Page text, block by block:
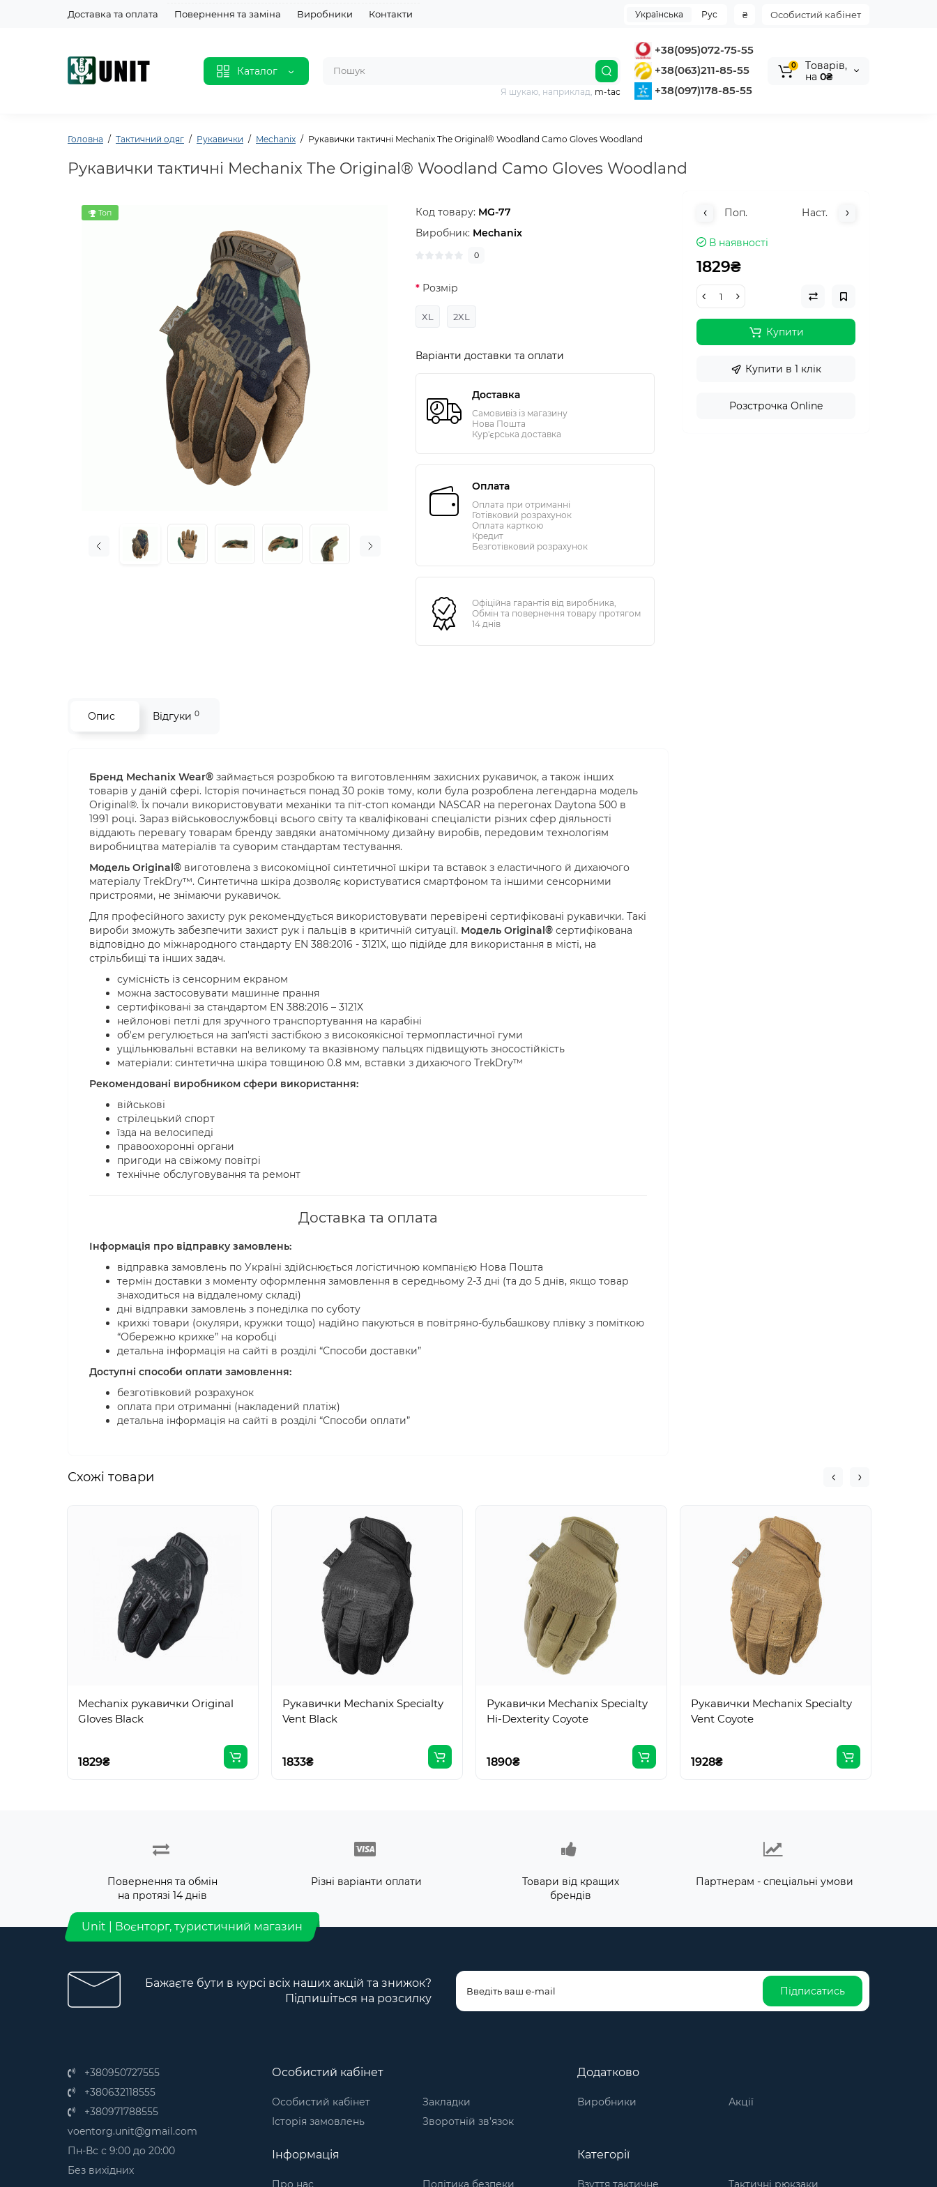
Доставка та оплата Повернення та заміна Виробники Контакти Особистий кабінет
₴
Українська Рус
Каталог
+38(095)072-75-55
+38(063)211-85-55
+38(097)178-85-55
Я шукаю, наприклад, m-tac
0
Tоварів,
на 0₴
Головна Тактичний одяг Рукавички Mechanix Рукавички тактичні Mechanix The Original® Woodland Camo Gloves Woodland
Рукавички тактичні Mechanix The Original® Woodland Camo Gloves Woodland
Топ Код товару: MG-77
Виробник: Mechanix
0
Розмір
XL 2XL
Варіанти доставки та оплати
Доставка
Самовивіз із магазину
Нова Пошта
Кур'єрська доставка
Оплата
Оплата при отриманні
Готівковий розрахунок
Оплата карткою
Кредит
Безготівковий розрахунок
Офіційна гарантія від виробника,
Обмін та повернення товару протягом
14 днів
Поп. Наст.
В наявності
1829₴
Купити
Купити в 1 клік
Розстрочка Online
Опис Відгуки 0
Бренд Mechanix Wear® займається розробкою та виготовленням захисних рукавичок, а також інших
товарів у даній сфері. Історія починається понад 30 років тому, коли була розроблена легендарна модель
Original®. Їх почали використовувати механіки та піт-стоп команди NASCAR на перегонах Daytona 500 в
1991 році. Зараз військовослужбовці всього світу та кваліфіковані спеціалісти різних сфер діяльності
віддають перевагу товарам бренду завдяки анатомічному дизайну виробів, передовим технологіям
виробництва матеріалів та суворим стандартам тестування.
Модель Original® виготовлена з високоміцної синтетичної шкіри та вставок з еластичного й дихаючого
матеріалу TrekDry™. Синтетична шкіра дозволяє користуватися смартфоном та іншими сенсорними
пристроями, не знімаючи рукавичок.
Для професійного захисту рук рекомендується використовувати перевірені сертифіковані рукавички. Такі
вироби зможуть забезпечити захист рук і пальців в критичній ситуації. Модель Original® сертифікована
відповідно до міжнародного стандарту EN 388:2016 - 3121X, що підійде для використання в місті, на
стрільбищі та інших задач.
сумісність із сенсорним екраном
можна застосовувати машинне прання
сертифіковані за стандартом EN 388:2016 – 3121X
нейлонові петлі для зручного транспортування на карабіні
об'єм регулюється на зап'ясті застібкою з високоякісної термопластичної гуми
ущільнювальні вставки на великому та вказівному пальцях підвищують зносостійкість
матеріали: синтетична шкіра товщиною 0.8 мм, вставки з дихаючого TrekDry™
Рекомендовані виробником сфери використання:
військові
стрілецький спорт
їзда на велосипеді
правоохоронні органи
пригоди на свіжому повітрі
технічне обслуговування та ремонт
Доставка та оплата
Інформація про відправку замовлень:
відправка замовлень по Україні здійснюється логістичною компанією Нова Пошта
термін доставки з моменту оформлення замовлення в середньому 2-3 дні (та до 5 днів, якщо товар
знаходиться на віддаленому складі)
дні відправки замовлень з понеділка по суботу
крихкі товари (окуляри, кружки тощо) надійно пакуються в повітряно-бульбашкову плівку з поміткою
“Обережно крихке” на коробці
детальна інформація на сайті в розділі “Способи доставки”
Доступні способи оплати замовлення:
безготівковий розрахунок
оплата при отриманні (накладений платіж)
детальна інформація на сайті в розділі “Способи оплати”
Схожi товари
Mechanix рукавички Original
Gloves Black
1829₴
Рукавички Mechanix Specialty
Vent Black
1833₴
Рукавички Mechanix Specialty
Hi-Dexterity Coyote
1890₴
Рукавички Mechanix Specialty
Vent Coyote
1928₴
Повернення та обмін
на протязі 14 днів
Різні варіанти оплати
Товари від кращих
брендів
Партнерам - спеціальні умови
Unit | Воєнторг, туристичний магазин
Бажаєте бути в курсі всіх наших акцій та знижок?
Підпишіться на розсилку
Підписатись
+380950727555
+380632118555
+380971788555
voentorg.unit@gmail.com
Пн-Вс с 9:00 до 20:00
Без вихідних
Особистий кабінет
Особистий кабінет
Історія замовлень
Закладки
Зворотній зв’язок
Додатково
Виробники Акції
Інформація
Про нас Політика безпеки
Категорії
Взуття тактичне Тактичні рюкзаки